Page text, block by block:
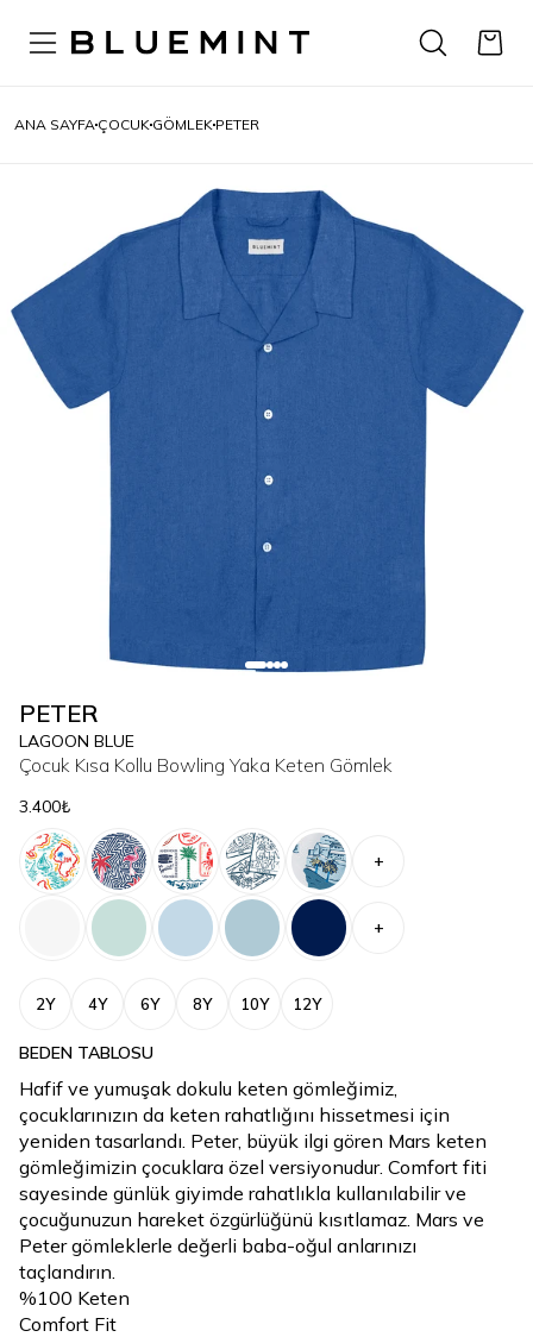
ANA SAYFA ÇOCUK GÖMLEK PETER
PETER
LAGOON BLUE
Çocuk Kısa Kollu Bowling Yaka Keten Gömlek
3.400₺
+
+
2Y 4Y 6Y 8Y 10Y 12Y
BEDEN TABLOSU
Hafif ve yumuşak dokulu keten gömleğimiz,
çocuklarınızın da keten rahatlığını hissetmesi için
yeniden tasarlandı. Peter, büyük ilgi gören Mars keten
gömleğimizin çocuklara özel versiyonudur. Comfort fiti
sayesinde günlük giyimde rahatlıkla kullanılabilir ve
çocuğunuzun hareket özgürlüğünü kısıtlamaz. Mars ve
Peter gömleklerle değerli baba-oğul anlarınızı
taçlandırın.
%100 Keten
Comfort Fit